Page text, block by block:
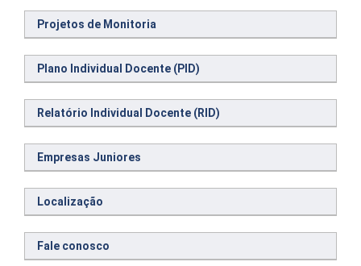
Projetos de Monitoria
Plano Individual Docente (PID)
Relatório Individual Docente (RID)
Empresas Juniores
Localização
Fale conosco